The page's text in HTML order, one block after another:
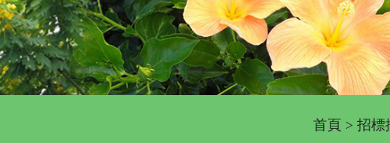
首頁 > 招標